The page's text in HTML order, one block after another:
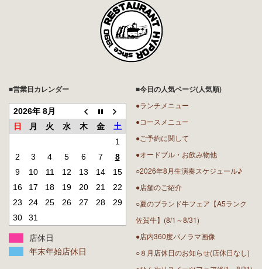
■営業日カレンダー
2026年 8月
日
月 火 水 木 金
土
1
2
3 4 5 6 7
8
9
10 11 12 13 14
15
16
17 18 19 20 21
22
23
24 25 26 27 28
29
30
31
店休日
年末年始店休日
■今日の人気ページ(人気順)
●ランチメニュー
●コースメニュー
●ご予約に関して
●オードブル・お飲み物他
○2026年8月生演奏スケジュール♪
●店舗のご紹介
○夏のブランド牛フェア【A5ランク
佐賀牛】(8/1～8/31)
●店内360度パノラマ画像
○８月店休日のお知らせ(店休日なし)